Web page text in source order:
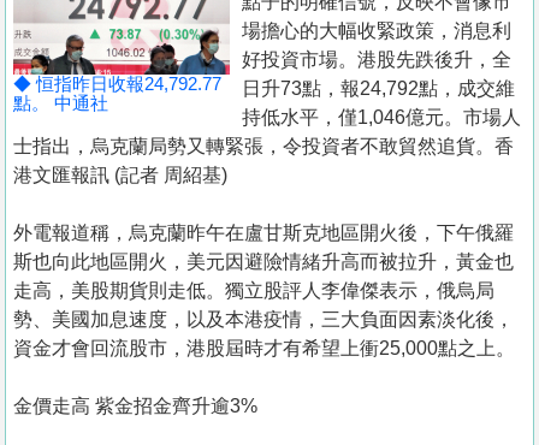
業
手
冊
關
於
們
◆ 恒指昨日收報24,792.77
點。 中通社
場擔心的大幅收緊政策，消息利
好投資市場。港股先跌後升，全
日升73點，報24,792點，成交維
持低水平，僅1,046億元。市場人
士指出，烏克蘭局勢又轉緊張，令投資者不敢貿然追貨。香
港文匯報訊 (記者 周紹基)
外電報道稱，烏克蘭昨午在盧甘斯克地區開火後，下午俄羅
斯也向此地區開火，美元因避險情緒升高而被拉升，黃金也
走高，美股期貨則走低。獨立股評人李偉傑表示，俄烏局
勢、美國加息速度，以及本港疫情，三大負面因素淡化後，
資金才會回流股市，港股屆時才有希望上衝25,000點之上。
金價走高 紫金招金齊升逾3%